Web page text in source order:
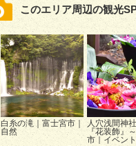
このエリア周辺の観光
白糸の滝｜富士宮市｜
自然
人穴浅間神
『花装飾』
市｜イベント